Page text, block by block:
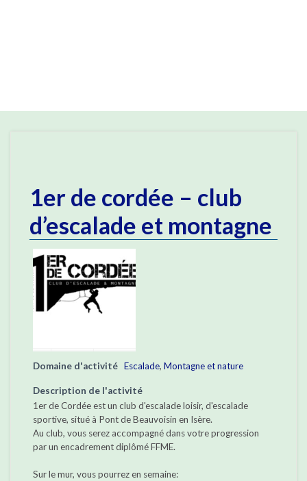
1er de cordée – club
d’escalade et montagne
Domaine d'activité Escalade, Montagne et nature
Description de l'activité
1er de Cordée est un club d'escalade loisir, d'escalade
sportive, situé à Pont de Beauvoisin en Isère.
Au club, vous serez accompagné dans votre progression
par un encadrement diplômé FFME.
Sur le mur, vous pourrez en semaine: